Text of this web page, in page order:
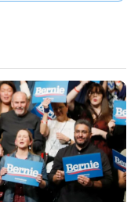
ไบเดนคาดหวังว่า
ป็นประโยชน์อย่างมาก
ที่ระดมเงินสนับสนุน
ยังมีคะแนนนำใน
แนนเสียงล่วงหน้าไป